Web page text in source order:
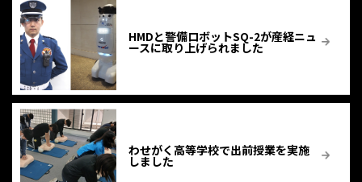
HMDと警備ロボットSQ-2が産経ニュ
ースに取り上げられました
わせがく高等学校で出前授業を実施
しました